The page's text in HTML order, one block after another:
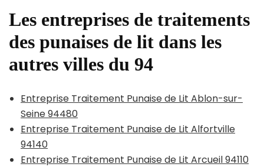
Les entreprises de traitements
des punaises de lit dans les
autres villes du 94
Entreprise Traitement Punaise de Lit Ablon-sur-
Seine 94480
Entreprise Traitement Punaise de Lit Alfortville
94140
Entreprise Traitement Punaise de Lit Arcueil 94110